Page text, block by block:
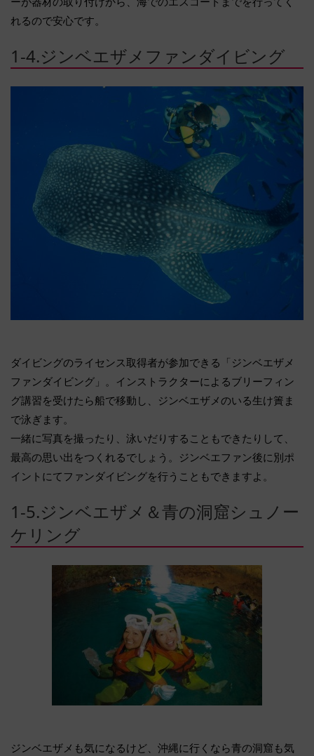
れるので安心です。
1-4.ジンベエザメファンダイビング
ダイビングのライセンス取得者が参加できる「ジンベエザメ
ファンダイビング」。インストラクターによるブリーフィン
グ講習を受けたら船で移動し、ジンベエザメのいる生け簀ま
で泳ぎます。
一緒に写真を撮ったり、泳いだりすることもできたりして、
最高の思い出をつくれるでしょう。ジンベエファン後に別ポ
イントにてファンダイビングを行うこともできますよ。
1-5.ジンベエザメ＆青の洞窟シュノー
ケリング
ジンベエザメも気になるけど、沖縄に行くなら青の洞窟も気